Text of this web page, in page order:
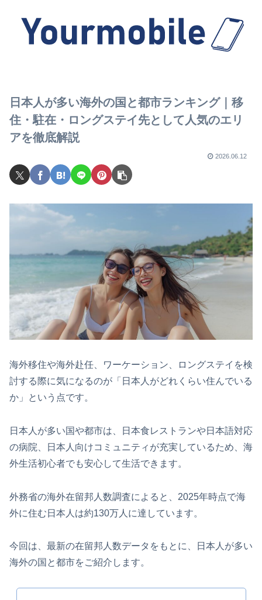
日本人が多い海外の国と都市ランキング｜移
住・駐在・ロングステイ先として人気のエリ
アを徹底解説
2026.06.12
海外移住や海外赴任、ワーケーション、ロングステイを検
討する際に気になるのが「日本人がどれくらい住んでいる
か」という点です。
日本人が多い国や都市は、日本食レストランや日本語対応
の病院、日本人向けコミュニティが充実しているため、海
外生活初心者でも安心して生活できます。
外務省の海外在留邦人数調査によると、2025年時点で海
外に住む日本人は約130万人に達しています。
今回は、最新の在留邦人数データをもとに、日本人が多い
海外の国と都市をご紹介します。